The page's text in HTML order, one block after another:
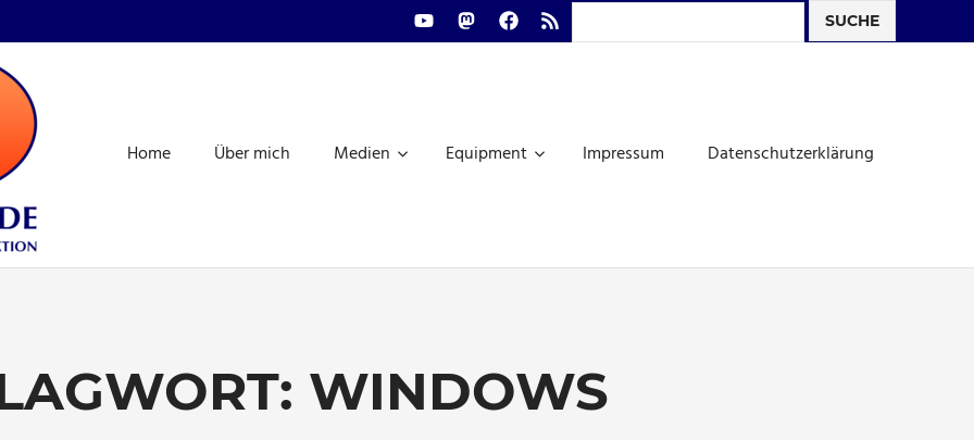
YoutubeMastodonFacebook
RSS-
Feed
Search
REDAKTION,
Home Über mich Medien Equipment Impressum Datenschutzerklärung
WINDOWS